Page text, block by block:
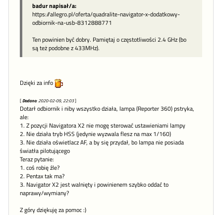
badur napisał/a:
https://allegro.pl/oferta/quadralite-navigator-x-dodatkowy-
odbiornik-na-usb-8312888771
Ten powinien być dobry. Pamiętaj o częstotliwości 2.4 GHz (bo
są też podobne z 433MHz).
Dzięki za info
[Dodano: 2020-02-09, 22:03]
Dotarł odbiornik i niby wszystko działa, lampa (Reporter 360) pstryka,
ale:
1. Z pozycji Navigatora X2 nie mogę sterować ustawieniami lampy
2. Nie działa tryb HSS (jedynie wyzwala flesz na max 1/160)
3. Nie działa oświetlacz AF, a by się przydał, bo lampa nie posiada
światła pilotującego
Teraz pytanie:
1. coś robię źle?
2. Pentax tak ma?
3. Navigator X2 jest walnięty i powinienem szybko oddać to
naprawy/wymiany?
Z góry dziękuję za pomoc :)